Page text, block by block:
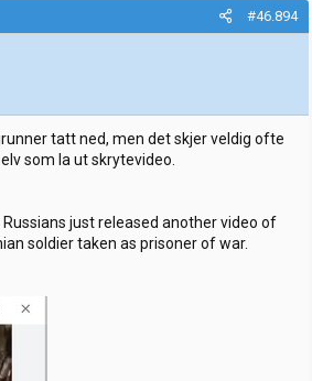
#46.894
tatt ned, men det skjer veldig ofte
som la ut skrytevideo.
just released another video of
soldier taken as prisoner of war.